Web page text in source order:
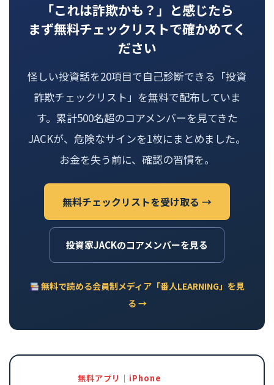
「これは詐欺かも？」と感じたら
まず無料チェックリストで確かめてく
ださい
怪しい投資話を20項目で自己診断できる「投資
詐欺チェックリスト」を無料で配布していま
す。累計500名超のコアメンバーを見てきた
JACKが、危険なサインを1枚にまとめました。
お金を失う前に、確認の習慣を。
無料チェックリストを受け取る →
投資家JACKのコアメンバーを見る
無料で読める会員制メディア「番人LEARNING」を見
る →
無料アプリ｜iPhone